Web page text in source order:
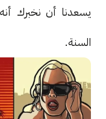
يسعدنا أن نخبرك
السنة.